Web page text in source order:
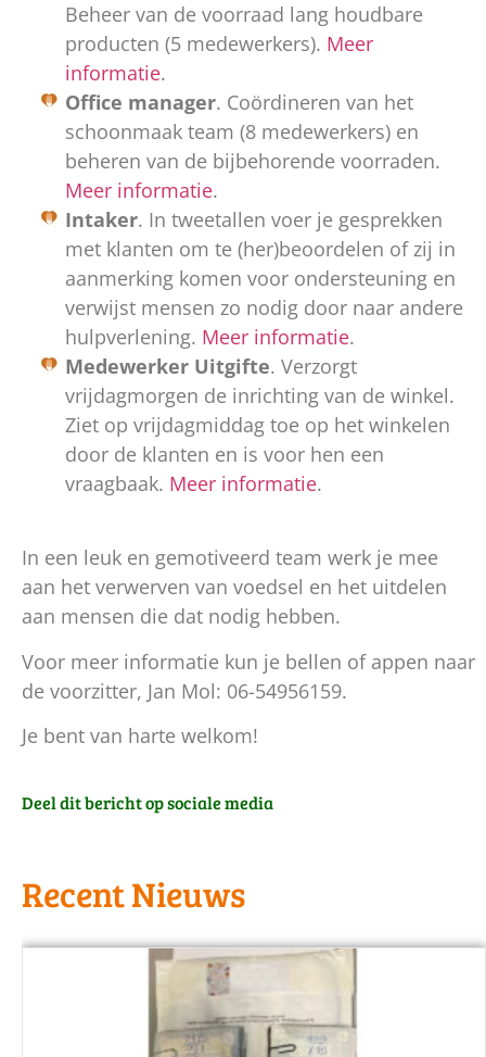
Beheer van de voorraad lang houdbare
producten (5 medewerkers). Meer
informatie.
Office manager. Coördineren van het
schoonmaak team (8 medewerkers) en
beheren van de bijbehorende voorraden.
Meer informatie.
Intaker. In tweetallen voer je gesprekken
met klanten om te (her)beoordelen of zij in
aanmerking komen voor ondersteuning en
verwijst mensen zo nodig door naar andere
hulpverlening. Meer informatie.
Medewerker Uitgifte. Verzorgt
vrijdagmorgen de inrichting van de winkel.
Ziet op vrijdagmiddag toe op het winkelen
door de klanten en is voor hen een
vraagbaak. Meer informatie.
In een leuk en gemotiveerd team werk je mee
aan het verwerven van voedsel en het uitdelen
aan mensen die dat nodig hebben.
Voor meer informatie kun je bellen of appen naar
de voorzitter, Jan Mol: 06-54956159.
Je bent van harte welkom!
Deel dit bericht op sociale media
Recent Nieuws